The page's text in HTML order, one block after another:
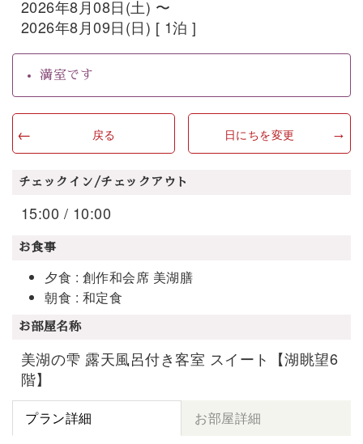
2026年8月08日(土) 〜
2026年8月09日(日) [ 1泊 ]
満室です
戻る 日にちを変更
チェックイン/チェックアウト
15:00 / 10:00
お食事
夕食 : 創作和会席 美湖膳
朝食 : 和定食
お部屋名称
美湖の雫 露天風呂付き客室 スイート【湖眺望6
階】
プラン詳細 お部屋詳細